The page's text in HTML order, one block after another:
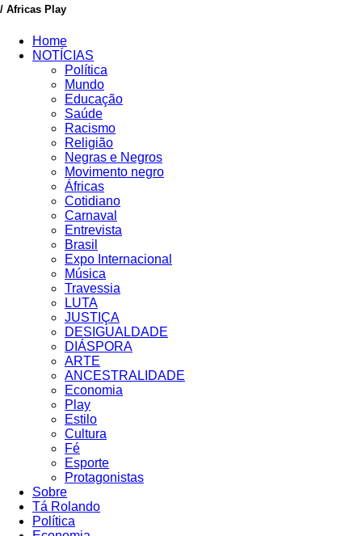
/ Africas Play
Home
NOTÍCIAS
Política
Mundo
Educação
Saúde
Racismo
Religião
Negras e Negros
Movimento negro
Áfricas
Cotidiano
Carnaval
Entrevista
Brasil
Expo Internacional
Música
Travessia
LUTA
JUSTIÇA
DESIGUALDADE
DIÁSPORA
ARTE
ANCESTRALIDADE
Economia
Play
Estilo
Cultura
Fé
Esporte
Protagonistas
Sobre
Tá Rolando
Política